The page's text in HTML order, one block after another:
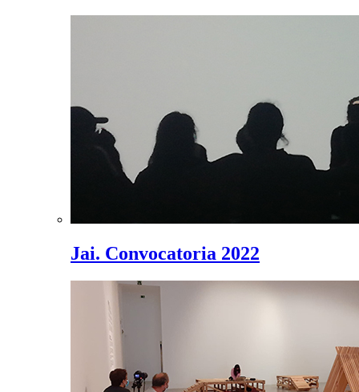
Jai. Convocatoria 2022